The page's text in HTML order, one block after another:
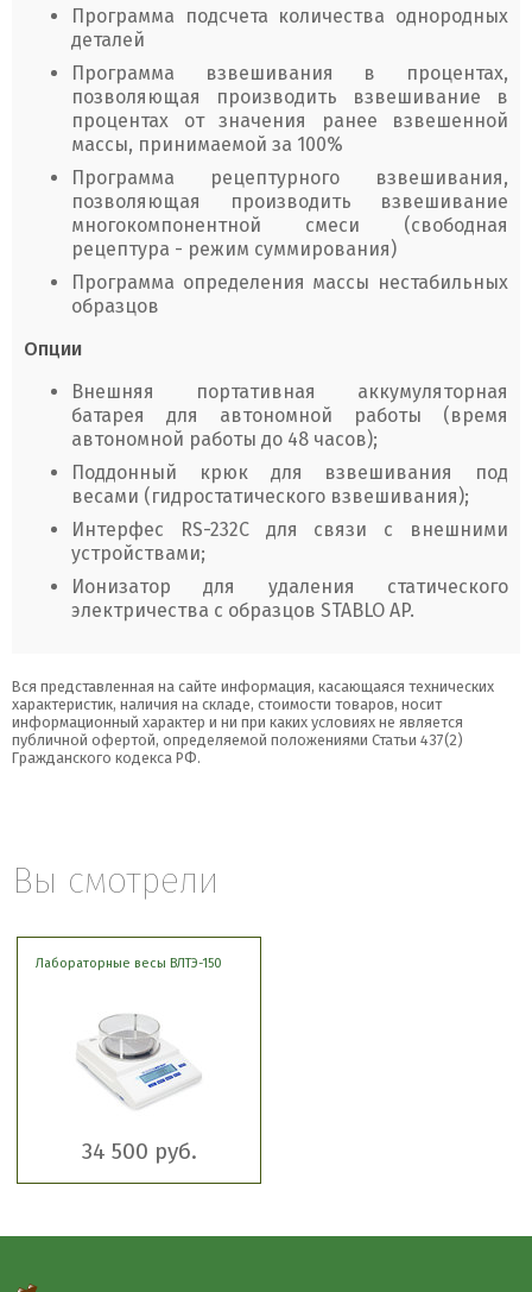
Программа подсчета количества однородных
деталей
Программа взвешивания в процентах,
позволяющая производить взвешивание в
процентах от значения ранее взвешенной
массы, принимаемой за 100%
Программа рецептурного взвешивания,
позволяющая производить взвешивание
многокомпонентной смеси (свободная
рецептура - режим суммирования)
Программа определения массы нестабильных
образцов
Опции
Внешняя портативная аккумуляторная
батарея для автономной работы (время
автономной работы до 48 часов);
Поддонный крюк для взвешивания под
весами (гидростатического взвешивания);
Интерфес RS-232C для связи с внешними
устройствами;
Ионизатор для удаления статического
электричества с образцов STABLO AP.
Вся представленная на сайте информация, касающаяся технических
характеристик, наличия на складе, стоимости товаров, носит
информационный характер и ни при каких условиях не является
публичной офертой, определяемой положениями Статьи 437(2)
Гражданского кодекса РФ.
Вы смотрели
Лабораторные весы ВЛТЭ-150
34 500 руб.